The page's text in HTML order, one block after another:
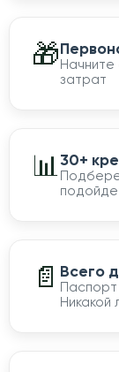
🎁Начните
затрат
📊30+
📄 Всего
Никакой